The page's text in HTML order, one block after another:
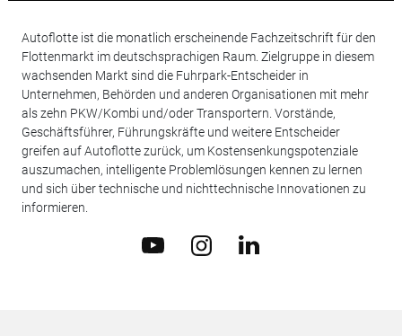
Autoflotte ist die monatlich erscheinende Fachzeitschrift für den
Flottenmarkt im deutschsprachigen Raum. Zielgruppe in diesem
wachsenden Markt sind die Fuhrpark-Entscheider in
Unternehmen, Behörden und anderen Organisationen mit mehr
als zehn PKW/Kombi und/oder Transportern. Vorstände,
Geschäftsführer, Führungskräfte und weitere Entscheider
greifen auf Autoflotte zurück, um Kostensenkungspotenziale
auszumachen, intelligente Problemlösungen kennen zu lernen
und sich über technische und nichttechnische Innovationen zu
informieren.